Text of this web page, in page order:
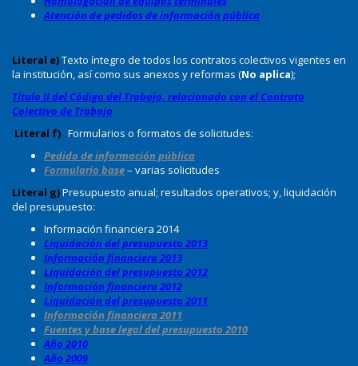
Atención de pedidos de información pública
Literal e)Texto íntegro de todos los contratos colectivos vigentes en
la institución, así como sus anexos y reformas (No aplica);
Título II del Código del Trabajo, relacionado con el Contrato
Colectivo de Trabajo
Literal f) Formularios o formatos de solicitudes:
Pedido de información pública
Formulario base– varias solicitudes
Literal g)Presupuesto anual; resultados operativos; y, liquidación
del presupuesto:
Información financiera 2014
Liquidación del presupuesto 2013
Información financiera 2013
Liquidación del presupuesto 2012
Información financiera 2012
Liquidación del presupuesto 2011
Información financiera 2011
Fuentes y base legal del presupuesto 2010
Año 2010
Año 2009